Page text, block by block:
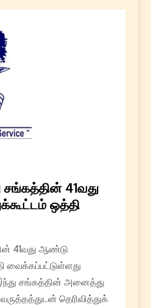
சங்கத்தின் 41வது
ஒத்தி
41வது ஆண்டு
வைக்கப்பட்டுள்ளது
சங்கத்தின் அனைத்து
தெரிவித்துக்